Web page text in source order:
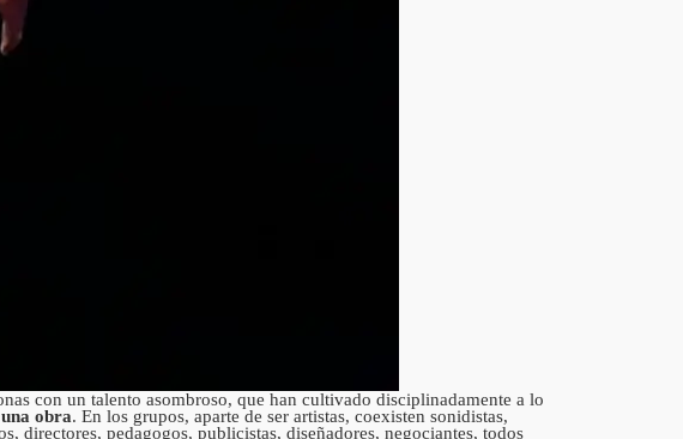
con un talento asombroso, que han cultivado disciplinadamente a lo
obra. En los grupos, aparte de ser artistas, coexisten sonidistas,
directores, pedagogos, publicistas, diseñadores, negociantes, todos